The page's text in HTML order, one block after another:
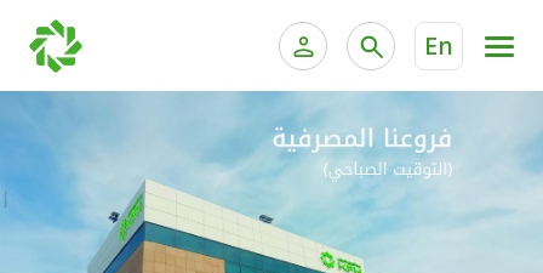
En
الخدمات المصرفية الإلكترونية للأفراد
الخدمات المصرفية الإلكترونية للشركات
الخدمات المصرفية للأفراد
المنتجات